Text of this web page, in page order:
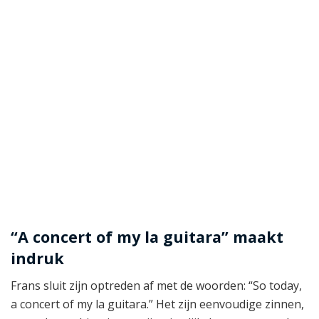
“A concert of my la guitara” maakt
indruk
Frans sluit zijn optreden af met de woorden: “So today,
a concert of my la guitara.” Het zijn eenvoudige zinnen,